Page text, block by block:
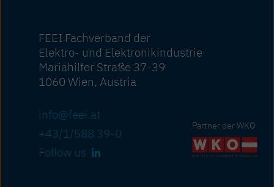
FEEI Fachverband der
Elektro- und Elektronikindustrie
Mariahilfer Straße 37-39
1060 Wien, Austria
info@feei.at
+43/1/588 39-0
Follow us
Partner der WKO